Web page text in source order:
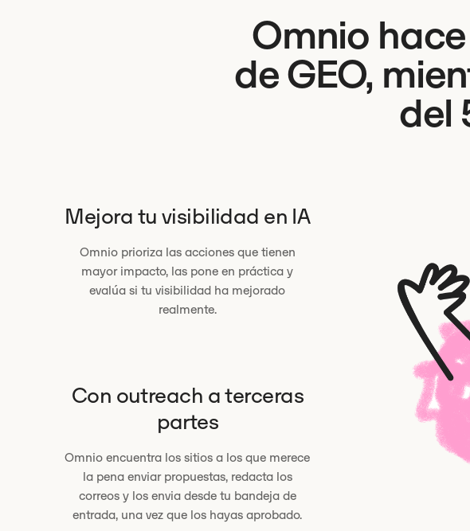
Omnio
de GEO,
del
Mejora tu visibilidad en IA
Omnio prioriza las acciones que tienen
mayor impacto, las pone en práctica y
evalúa si tu visibilidad ha mejorado
realmente.
Con outreach a terceras
partes
Omnio encuentra los sitios a los que merece
la pena enviar propuestas, redacta los
correos y los envia desde tu bandeja de
entrada, una vez que los hayas aprobado.